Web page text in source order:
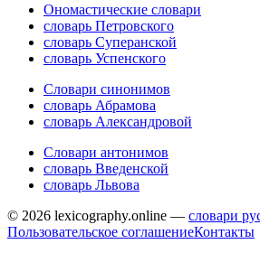
Ономастические словари
словарь Петровского
словарь Суперанской
словарь Успенского
Словари синонимов
словарь Абрамова
словарь Александровой
Словари антонимов
словарь Введенской
словарь Львова
© 2026 lexicography.online — словари
Пользовательское соглашениеКонтакты